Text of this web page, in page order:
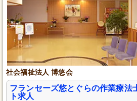
社会福祉法人 博悠会
フランセーズ悠とぐらの作業療法
ト求人